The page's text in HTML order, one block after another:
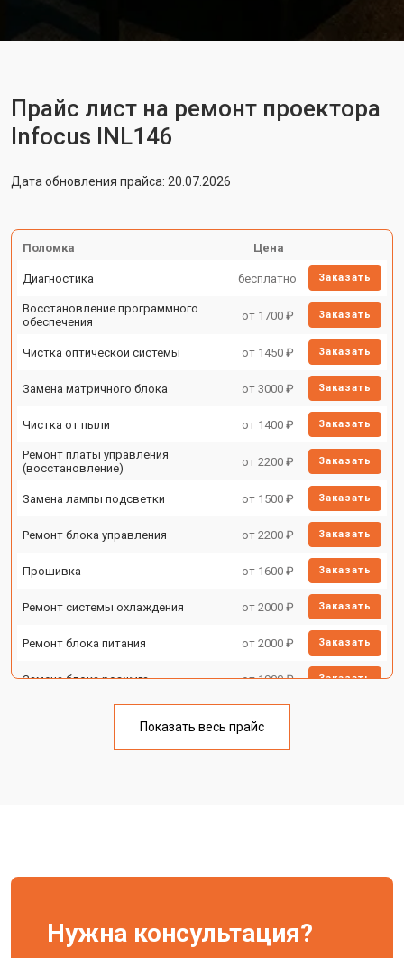
Прайс лист на ремонт проектора
Infocus INL146
Дата обновления прайса: 20.07.2026
Поломка Цена
Диагностика бесплатно Заказать
Восстановление программного
обеспечения
от 1700 ₽ Заказать
Чистка оптической системы от 1450 ₽ Заказать
Замена матричного блока от 3000 ₽ Заказать
Чистка от пыли от 1400 ₽ Заказать
Ремонт платы управления
(восстановление)
от 2200 ₽ Заказать
Замена лампы подсветки от 1500 ₽ Заказать
Ремонт блока управления от 2200 ₽ Заказать
Прошивка от 1600 ₽ Заказать
Ремонт системы охлаждения от 2000 ₽ Заказать
Ремонт блока питания от 2000 ₽ Заказать
Замена блока розжига от 1900 ₽ Заказать
Показать весь прайс
Нужна консультация?